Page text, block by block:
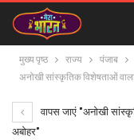
मुख्य पृष्ठ राज्य
पंजाब
अनोखी सांस्कृतिक विशेषताओं
वापस जाएं "अनोखी
अबोहर"